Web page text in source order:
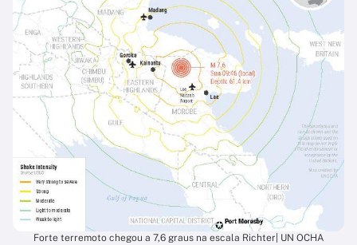
Forte terremoto chegou a 7,6 graus na escala Richter| UN OCHA